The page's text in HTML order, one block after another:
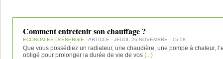
Comment entretenir son chauffage ?
ECONOMIES D\'ÉNERGIE - ARTICLE - JEUDI, 26 NOVEMBRE - 15:58
Que vous possédiez un radiateur, une chaudière, une pompe à chaleur,
obligé pour prolonger la durée de vie de vos (...)